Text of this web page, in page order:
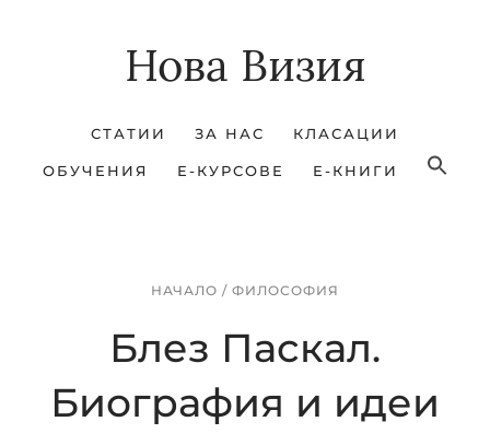
Нова Визия
СТАТИИ ЗА НАС КЛАСАЦИИ
ОБУЧЕНИЯ Е-КУРСОВЕ Е-КНИГИ
НАЧАЛО / ФИЛОСОФИЯ
Блез Паскал.
Биография и идеи